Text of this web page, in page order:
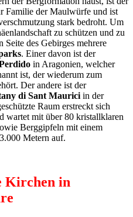
Familie der Maulwürfe und ist
stark bedroht. Um
zu schützen und zu
Seite des Gebirges mehrere
. Einer davon ist der
in Aragonien, welcher
ist, der wiederum zum
Der andere ist der
di Sant Maurici in der
Raum erstreckt sich
wartet mit über 80 kristallklaren
Berggipfeln mit einem
Metern auf.
Kirchen in